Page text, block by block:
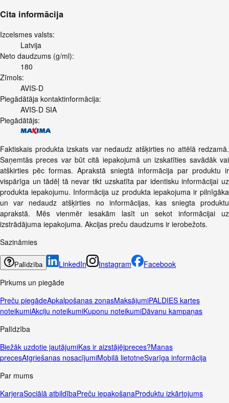
Cita informācija
Izcelsmes valsts:
Latvija
Neto daudzums (g/ml):
180
Zīmols:
AVIS-D
Piegādātāja kontaktinformācija:
AVIS-D SIA
Piegādātājs:
Faktiskais produkta izskats var nedaudz atšķirties no attēlā redzamā.
Saņemtās preces var būt citā iepakojumā un izskatīties savādāk vai
atškirties pēc formas. Aprakstā sniegtā informācija par produktu ir
vispārīga un tādēļ tā nevar tikt uzskatīta par identisku informācijai uz
produkta iepakojumu. Informācija uz produkta iepakojuma ir pilnīgāka
un var nedaudz atšķirties no informācijas, kas sniegta produktu
aprakstā. Mēs vienmēr iesakām lasīt un sekot informācijai uz
izstrādājuma iepakojuma. Akcijas preču daudzums ir ierobežots.
Sazināmies
Palīdzība LinkedIn Instagram
Facebook
Pirkums un piegāde
Preču piegādeApkalpošanas zonasMaksājumiPALDIES kartes
noteikumiAkciju noteikumiKuponu noteikumiDāvanu kampaņas
Palīdzība
Biežāk uzdotie jautājumiKas ir aizstājējpreces?Manas
precesAtgriešanas nosacījumiMobilā lietotneSvarīga informācija
Par mums
KarjeraSociālā atbildībaPreču iepakošanaProduktu izkārtojums